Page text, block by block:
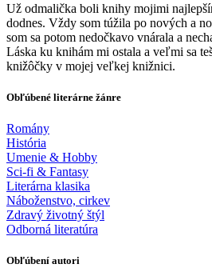
Už odmalička boli knihy mojimi
dodnes. Vždy som túžila po nových a
som sa potom nedočkavo vnárala a
Láska ku knihám mi ostala a veľmi sa
knižôčky v mojej veľkej knižnici.
Obľúbené literárne žánre
Romány
História
Umenie & Hobby
Sci-fi & Fantasy
Literárna klasika
Náboženstvo, cirkev
Zdravý životný štýl
Odborná literatúra
Obľúbení autori